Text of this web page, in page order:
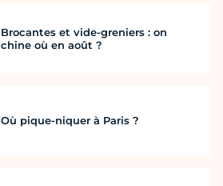
Brocantes et vide-greniers : on
chine où en août ?
Où pique-niquer à Paris ?